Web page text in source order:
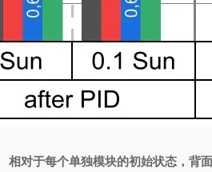
相对于每个单独模块的初始状态，背面